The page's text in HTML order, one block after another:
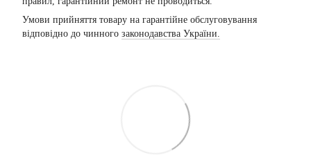
Умови прийняття товару на гарантійне обслуговування
відповідно до чинного законодавства України.